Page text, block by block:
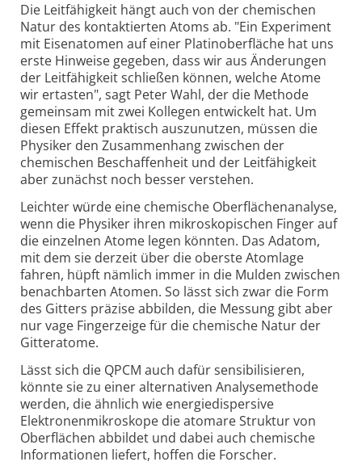
Die Leitfähigkeit hängt auch von der chemischen
Natur des kontaktierten Atoms ab. "Ein Experiment
mit Eisenatomen auf einer Platinoberfläche hat uns
erste Hinweise gegeben, dass wir aus Änderungen
der Leitfähigkeit schließen können, welche Atome
wir ertasten", sagt Peter Wahl, der die Methode
gemeinsam mit zwei Kollegen entwickelt hat. Um
diesen Effekt praktisch auszunutzen, müssen die
Physiker den Zusammenhang zwischen der
chemischen Beschaffenheit und der Leitfähigkeit
aber zunächst noch besser verstehen.
Leichter würde eine chemische Oberflächenanalyse,
wenn die Physiker ihren mikroskopischen Finger auf
die einzelnen Atome legen könnten. Das Adatom,
mit dem sie derzeit über die oberste Atomlage
fahren, hüpft nämlich immer in die Mulden zwischen
benachbarten Atomen. So lässt sich zwar die Form
des Gitters präzise abbilden, die Messung gibt aber
nur vage Fingerzeige für die chemische Natur der
Gitteratome.
Lässt sich die QPCM auch dafür sensibilisieren,
könnte sie zu einer alternativen Analysemethode
werden, die ähnlich wie energiedispersive
Elektronenmikroskope die atomare Struktur von
Oberflächen abbildet und dabei auch chemische
Informationen liefert, hoffen die Forscher.